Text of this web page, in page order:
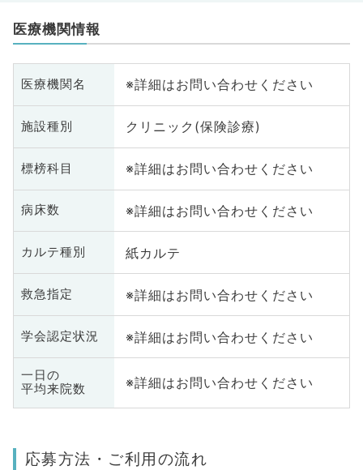
医療機関情報
医療機関名 ※詳細はお問い合わせください
施設種別 クリニック(保険診療)
標榜科目 ※詳細はお問い合わせください
病床数 ※詳細はお問い合わせください
カルテ種別 紙カルテ
救急指定 ※詳細はお問い合わせください
学会認定状況 ※詳細はお問い合わせください
一日の
平均来院数
※詳細はお問い合わせください
応募方法・ご利用の流れ